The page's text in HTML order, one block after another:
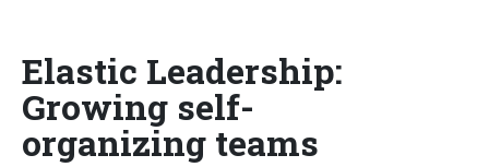
Elastic Leadership:
Growing self-
organizing teams